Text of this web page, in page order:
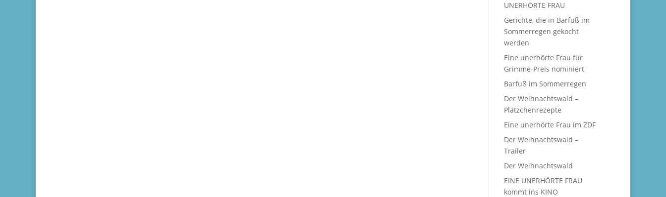
UNERHÖRTE FRAU
Gerichte, die in Barfuß im
Sommerregen gekocht
werden
Eine unerhörte Frau für
Grimme-Preis nominiert
Barfuß im Sommerregen
Der Weihnachtswald –
Plätzchenrezepte
Eine unerhörte Frau im ZDF
Der Weihnachtswald –
Trailer
Der Weihnachtswald
EINE UNERHÖRTE FRAU
kommt ins KINO